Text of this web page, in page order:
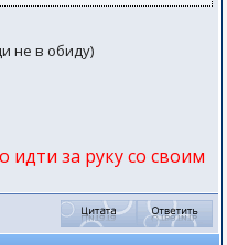
не в обиду)
идти за руку со своим